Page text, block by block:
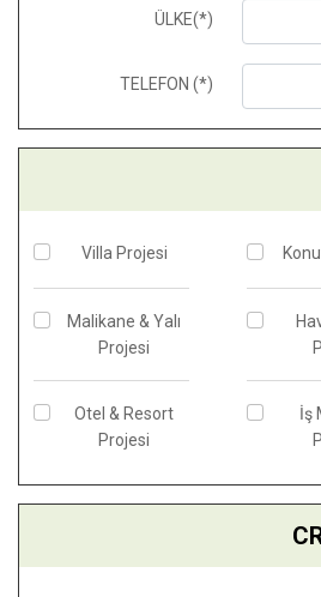
ÜLKE(*)
TELEFON (*)
Villa Projesi
Malikane & Yalı
Projesi
Otel & Resort
Projesi
İş